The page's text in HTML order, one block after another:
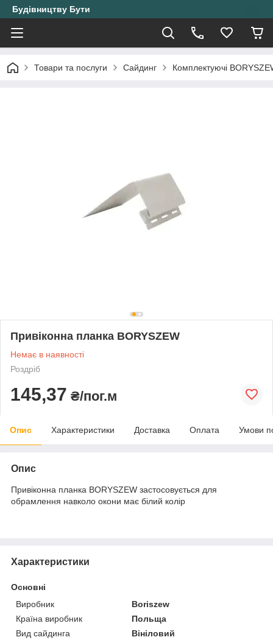
Будівництву Бути
Товари та послуги Сайдинг Комплектуючі
Привіконна планка BORYSZEW
Немає в наявності
Роздріб
145,37 ₴/пог.м
Опис Характеристики Доставка Оплата Умови
Опис
Привіконна планка BORYSZEW застосовується для
обрамлення навколо окони має білий колір
Характеристики
Основні
Виробник
Boriszew
Країна виробник
Польща
Вид сайдинга
Вініловий